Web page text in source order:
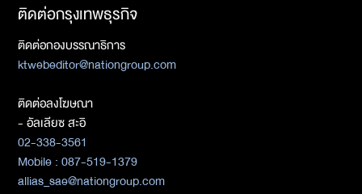
ติดต่อกรุงเทพธุรกิจ
ติดต่อกองบรรณาธิการ
ktwebeditor@nationgroup.com
ติดต่อลงโฆษณา
- อัลเลียซ สะอิ
02-338-3561
Mobile : 087-519-1379
allias_sae@nationgroup.com